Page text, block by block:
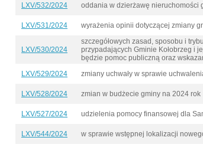
LXV/532/2024 oddania w dzierżawę nieruchomości
LXV/531/2024 wyrażenia opinii dotyczącej zmiany
LXV/530/2024
szczegółowych zasad, sposobu i
przypadających Gminie Kołobrzeg i
będzie pomoc publiczną oraz
LXV/529/2024 zmiany uchwały w sprawie
LXV/528/2024 zmian w budżecie gminy na 2024 rok
LXV/527/2024 udzielenia pomocy finansowej dla
LXV/544/2024 w sprawie wstępnej lokalizacji